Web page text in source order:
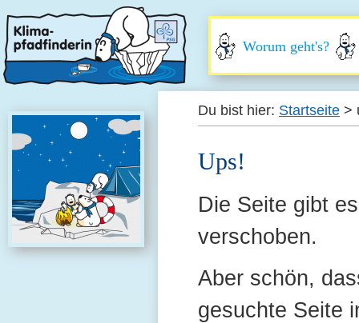
Worum geht's?
Du bist hier: Startseite >
Ups!
Die Seite gibt
verschoben.
Aber schön,
gesuchte Seite